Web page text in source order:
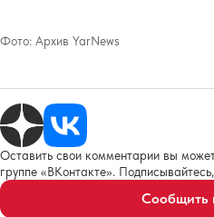
Фото: Архив YarNews
Оставить свои комментарии вы
группе «ВКонтакте».
Сообщить